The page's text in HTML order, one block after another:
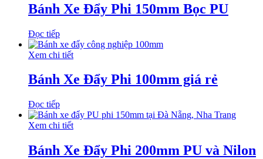
Bánh Xe Đẩy Phi 150mm Bọc PU
Đọc tiếp
Xem chi tiết
Bánh Xe Đẩy Phi 100mm giá rẻ
Đọc tiếp
Xem chi tiết
Bánh Xe Đẩy Phi 200mm PU và Nilon